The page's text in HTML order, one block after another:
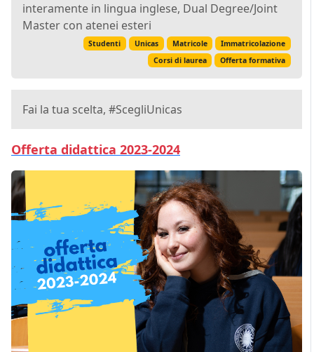
interamente in lingua inglese, Dual Degree/Joint
Master con atenei esteri
Studenti Unicas Matricole
Immatricolazione
Corsi di laurea
Offerta formativa
Fai la tua scelta, #ScegliUnicas
Offerta didattica 2023-2024